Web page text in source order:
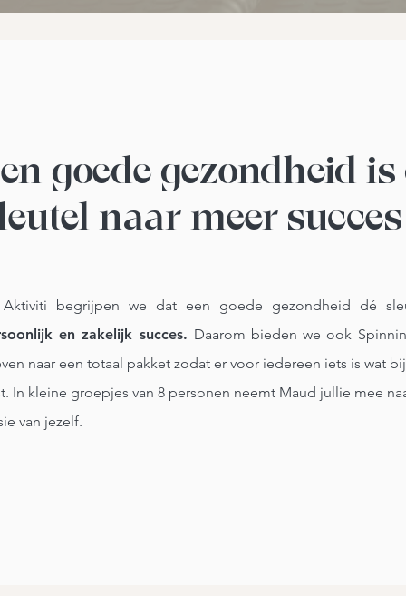
goede gezondheid is
naar meer succes
begrijpen we dat een goede gezondheid dé
en zakelijk succes. Daarom bieden we ook
naar een totaal pakket zodat er voor iedereen iets is wat
In kleine groepjes van 8 personen neemt Maud jullie mee
van jezelf.